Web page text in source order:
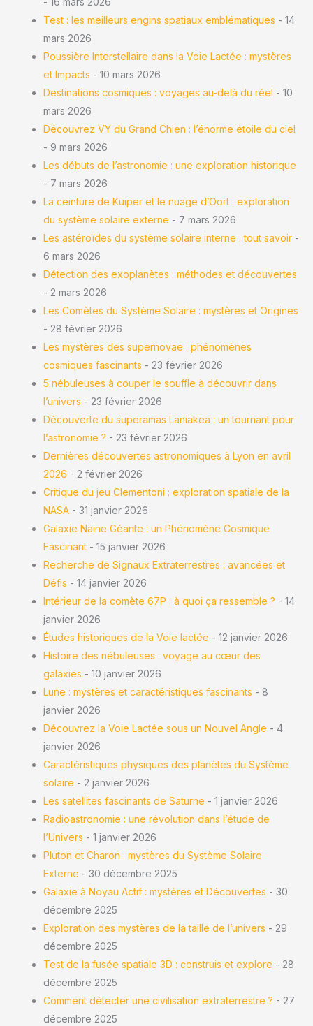
Test : les meilleurs engins spatiaux emblématiques - 14
mars 2026
Poussière Interstellaire dans la Voie Lactée : mystères
et Impacts - 10 mars 2026
Destinations cosmiques : voyages au-delà du réel - 10
mars 2026
Découvrez VY du Grand Chien : l’énorme étoile du ciel
- 9 mars 2026
Les débuts de l’astronomie : une exploration historique
- 7 mars 2026
La ceinture de Kuiper et le nuage d’Oort : exploration
du système solaire externe - 7 mars 2026
Les astéroïdes du système solaire interne : tout savoir -
6 mars 2026
Détection des exoplanètes : méthodes et découvertes
- 2 mars 2026
Les Comètes du Système Solaire : mystères et Origines
- 28 février 2026
Les mystères des supernovae : phénomènes
cosmiques fascinants - 23 février 2026
5 nébuleuses à couper le souffle à découvrir dans
l’univers - 23 février 2026
Découverte du superamas Laniakea : un tournant pour
l’astronomie ? - 23 février 2026
Dernières découvertes astronomiques à Lyon en avril
2026 - 2 février 2026
Critique du jeu Clementoni : exploration spatiale de la
NASA - 31 janvier 2026
Galaxie Naine Géante : un Phénomène Cosmique
Fascinant - 15 janvier 2026
Recherche de Signaux Extraterrestres : avancées et
Défis - 14 janvier 2026
Intérieur de la comète 67P : à quoi ça ressemble ? - 14
janvier 2026
Études historiques de la Voie lactée - 12 janvier 2026
Histoire des nébuleuses : voyage au cœur des
galaxies - 10 janvier 2026
Lune : mystères et caractéristiques fascinants - 8
janvier 2026
Découvrez la Voie Lactée sous un Nouvel Angle - 4
janvier 2026
Caractéristiques physiques des planètes du Système
solaire - 2 janvier 2026
Les satellites fascinants de Saturne - 1 janvier 2026
Radioastronomie : une révolution dans l’étude de
l’Univers - 1 janvier 2026
Pluton et Charon : mystères du Système Solaire
Externe - 30 décembre 2025
Galaxie à Noyau Actif : mystères et Découvertes - 30
décembre 2025
Exploration des mystères de la taille de l’univers - 29
décembre 2025
Test de la fusée spatiale 3D : construis et explore - 28
décembre 2025
Comment détecter une civilisation extraterrestre ? - 27
décembre 2025